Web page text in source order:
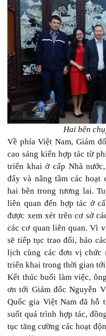
Hai bên
Về phía Việt Nam, Giám
cao sáng kiến hợp tác từ
triển khai ở cấp Nhà
đẩy và nâng tầm các hoạt
hai bên trong tương lai.
liên quan đến hợp tác ở
được xem xét trên cơ sở
các cơ quan liên quan. Vì
sẽ tiếp tục trao đổi, báo
lịch cùng các đơn vị chức
triển khai trong thời gian
Kết thúc buổi làm việc,
ơn tới Giám đốc Nguyễn
Quốc gia Việt Nam đã hỗ
suốt quá trình hợp tác,
tục tăng cường các hoạt